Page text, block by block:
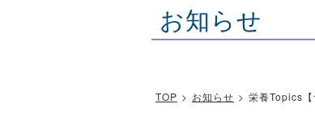
お知らせ
TOP > お知らせ > 栄養Topics【